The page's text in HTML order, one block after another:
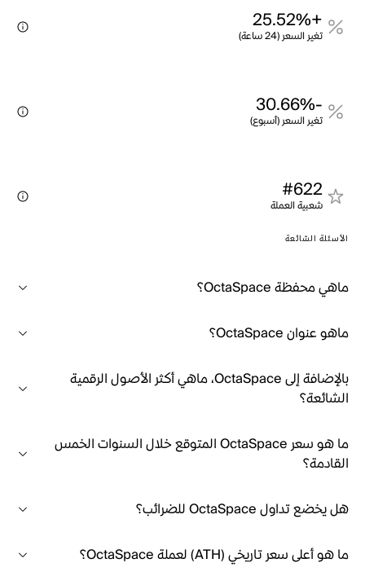
+25.52%
تغير السعر (24 ساعة)
-30.66%
تغير السعر (أسبوع)
#622
شعبية العملة
الأسئلة الشائعة
ماهي محفظة OctaSpace؟
ماهو عنوان OctaSpace؟
بالإضافة إلى OctaSpace، ماهي أكثر الأصول الرقمية
الشائعة؟
ما هو سعر OctaSpace المتوقع خلال السنوات الخمس
القادمة؟
هل يخضع تداول OctaSpace للضرائب؟
ما هو أعلى سعر تاريخي (ATH) لعملة OctaSpace؟